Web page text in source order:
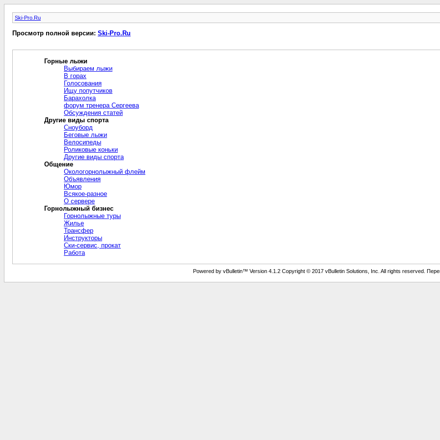
Ski-Pro.Ru
Просмотр полной версии: Ski-Pro.Ru
Горные лыжи
Выбираем лыжи
В горах
Голосования
Ищу попутчиков
Барахолка
форум тренера Сергеева
Обсуждения статей
Другие виды спорта
Сноуборд
Беговые лыжи
Велосипеды
Роликовые коньки
Другие виды спорта
Общение
Окологорнолыжный флейм
Объявления
Юмор
Всякое-разное
О сервере
Горнолыжный бизнес
Горнолыжные туры
Жилье
Трансфер
Инструкторы
Ски-сервис, прокат
Работа
Powered by vBulletin™ Version 4.1.2 Copyright © 2017 vBulletin Solutions, Inc. All rights reserved.